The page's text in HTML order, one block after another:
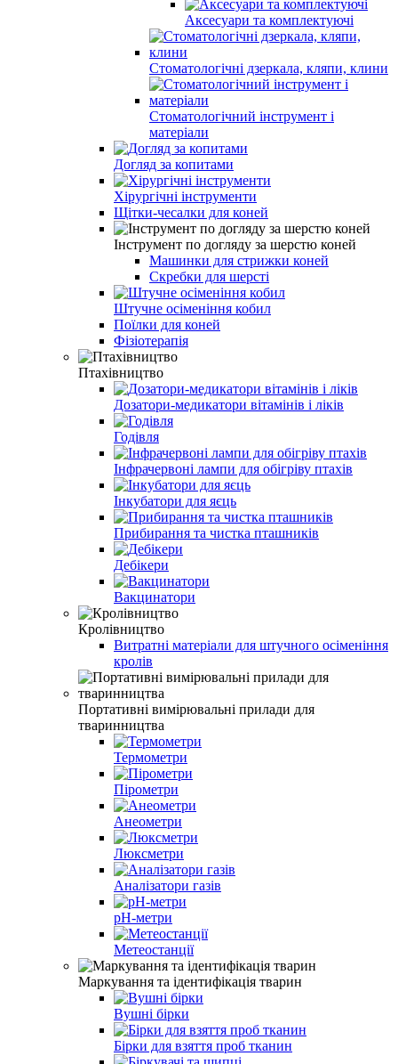
Аксесуари та комплектуючі
Стоматологічні дзеркала, кляпи, клини
Стоматологічний інструмент і
матеріали
Догляд за копитами
Хірургічні інструменти
Щітки-чесалки для коней
Інструмент по догляду за шерстю коней
Машинки для стрижки коней
Скребки для шерсті
Штучне осіменіння кобил
Поїлки для коней
Фізіотерапія
Птахівництво
Дозатори-медикатори вітамінів і ліків
Годівля
Інфрачервоні лампи для обігріву птахів
Інкубатори для яєць
Прибирання та чистка пташників
Дебікери
Вакцинатори
Кролівництво
Витратні матеріали для штучного осіменіння
кролів
Портативні вимірювальні прилади для
тваринництва
Термометри
Пірометри
Анеометри
Люксметри
Аналізатори газів
рН-метри
Метеостанції
Маркування та ідентифікація тварин
Вушні бірки
Бірки для взяття проб тканин